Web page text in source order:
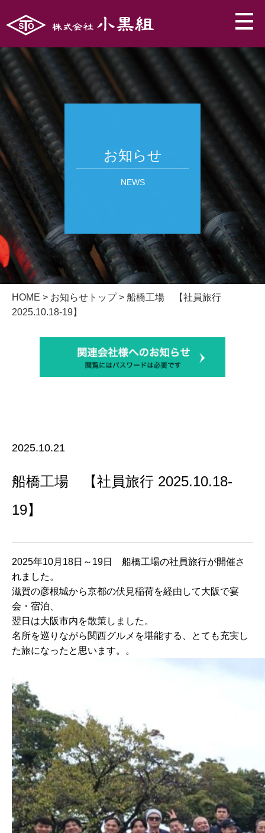
お知らせ
NEWS
HOME > お知らせトップ> 船橋工場 【社員旅行
2025.10.18-19】
2025.10.21
船橋工場 【社員旅行 2025.10.18-
19】
2025年10月18日～19日 船橋工場の社員旅行が開催さ
れました。
滋賀の彦根城から京都の伏見稲荷を経由して大阪で宴
会・宿泊、
翌日は大阪市内を散策しました。
名所を巡りながら関西グルメを堪能する、とても充実し
た旅になったと思います。。